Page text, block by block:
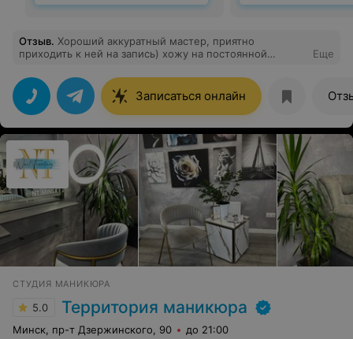
Отзыв. Хороший аккуратный мастер, приятно
приходить к ней на запись) хожу на постоянной
Еще
Записаться онлайн
СТУДИЯ МАНИКЮРА
5.0 Территория маникюра
Минск, пр-т Дзержинского, 90 до 21:00